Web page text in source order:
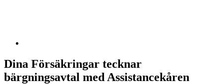
Dina Försäkringar tecknar
bärgningsavtal med Assistancekåren